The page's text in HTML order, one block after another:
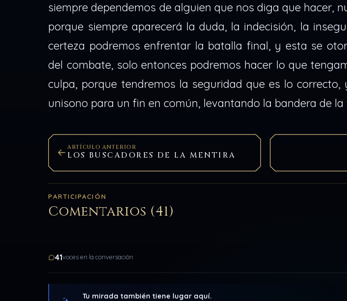
siempre dependemos de alguien que nos diga que hacer,
porque siempre aparecerá la duda, la indecisión, la
certeza podremos enfrentar la batalla final, y esta se
del combate, solo entonces podremos hacer lo que
culpa, porque tendremos la seguridad que es lo
unisono para un fin en común, levantando la bandera de
ARTÍCULO ANTERIOR
LOS BUSCADORES DE LA MENTIRA
PARTICIPACIÓN
Comentarios (41)
41voces en la conversación
Tu mirada también tiene lugar aquí.